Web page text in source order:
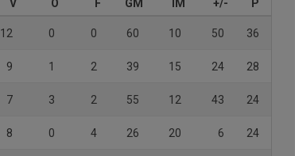
V O F GM IM +/- P
12 0 0 60 10 50 36
9 1 2 39 15 24 28
7 3 2 55 12 43 24
8 0 4 26 20 6 24